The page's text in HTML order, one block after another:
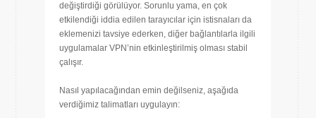
değiştirdiği görülüyor. Sorunlu yama, en çok
etkilendiği iddia edilen tarayıcılar için istisnaları da
eklemenizi tavsiye ederken, diğer bağlantılarla ilgili
uygulamalar VPN’nin etkinleştirilmiş olması stabil
çalışır.
Nasıl yapılacağından emin değilseniz, aşağıda
verdiğimiz talimatları uygulayın: